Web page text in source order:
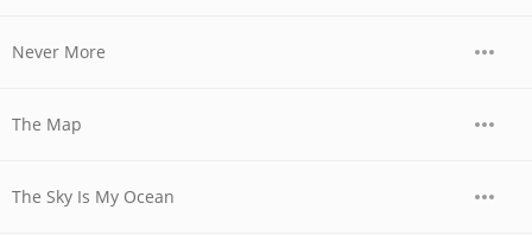
Never More
The Map
The Sky Is My Ocean